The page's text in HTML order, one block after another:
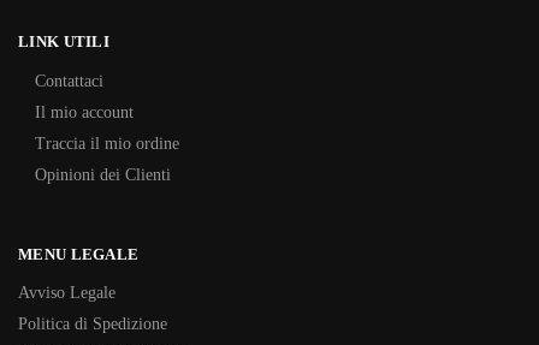
LINK UTILI
Contattaci
Il mio account
Traccia il mio ordine
Opinioni dei Clienti
MENU LEGALE
Avviso Legale
Politica di Spedizione